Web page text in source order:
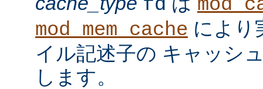
fd
mod_mem_cache により
イル記述子の キャッシ
します。